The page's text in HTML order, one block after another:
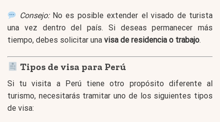
Consejo:No es posible extender el visado de turista
una vez dentro del país. Si deseas permanecer más
tiempo, debes solicitar una visa de residencia o trabajo.
Tipos de visa para Perú
Si tu visita a Perú tiene otro propósito diferente al
turismo, necesitarás tramitar uno de los siguientes tipos
de visa: